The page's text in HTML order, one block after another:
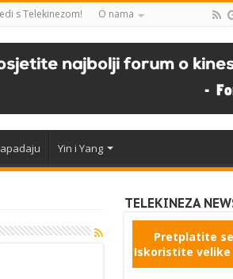
s Telekinezom! O nama
Yin i Yang
TELEKINEZA
Pretplatite
Iskoristite